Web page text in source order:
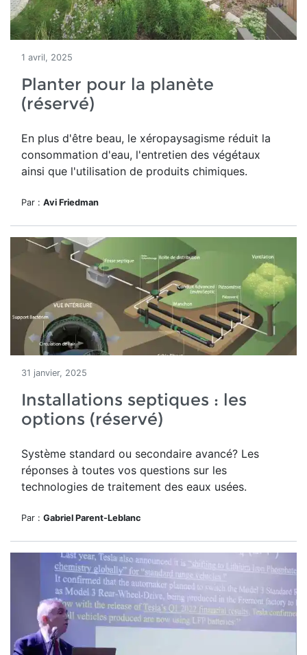
1 avril, 2025
Planter pour la planète
(réservé)
En plus d'être beau, le xéropaysagisme réduit la
consommation d'eau, l'entretien des végétaux
ainsi que l'utilisation de produits chimiques.
Par : Avi Friedman
31 janvier, 2025
Installations septiques : les
options (réservé)
Système standard ou secondaire avancé? Les
réponses à toutes vos questions sur les
technologies de traitement des eaux usées.
Par : Gabriel Parent-Leblanc